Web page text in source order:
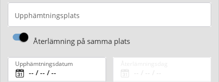
Upphämtningsplats
Återlämning på samma plats
Upphämtningsdatum